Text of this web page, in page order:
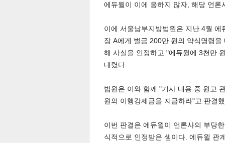
에듀윌이 이에 응하지 않자, 해당 언
이에 서울남부지방법원은 지난 4월
장 A에게 벌금 200만 원의 약식명령
해 사실을 인정하고 "에듀윌에 3천만
내렸다.
법원은 이와 함께 "기사 내용 중 원고
원의 이행강제금을 지급하라"고 판결
이번 판결은 에듀윌이 언론사의 부당
식적으로 인정받은 셈이다. 에듀윌 관